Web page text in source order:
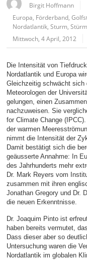
Birgit Hoffmann
Europa Förderband ,
Nordatlantik ,Sturm ,
Mittwoch, 4 April, 2012
Die Intensität von
Nordatlantik und Europa
Gleichzeitig schwächt sich
Meteorologen der
gelungen, einen
nachzuweisen. Sie
for Climate Change
der warmen
nimmt die Intensität der
Damit bestätigt sich die
geäusserte Annahme: In
des Jahrhunderts mehr
Dr. Mark Reyers vom
zusammen mit ihren
Jonathan Gregory und Dr.
die neuen Erkenntnisse.
Dr. Joaquim Pinto ist
haben bereits vermutet,
Dass dieser aber so
Untersuchung waren die
Nordatlantik im globalen